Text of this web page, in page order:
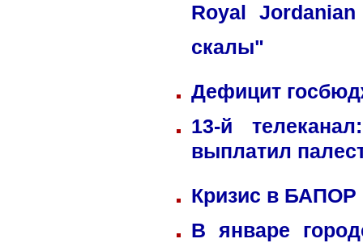
Royal
скалы"
Дефицит
13-й
выплатил
Кризис в БАПОР
В январе